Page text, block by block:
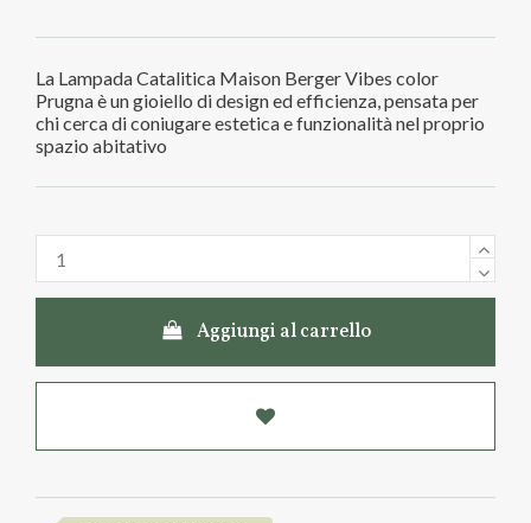
La Lampada Catalitica Maison Berger Vibes color
Prugna è un gioiello di design ed efficienza, pensata per
chi cerca di coniugare estetica e funzionalità nel proprio
spazio abitativo
Aggiungi al carrello